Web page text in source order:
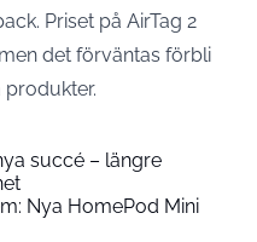
Priset på AirTag 2
det förväntas förbli
succé – längre
Nya HomePod Mini